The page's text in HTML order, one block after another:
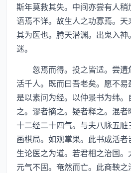
斯年莫救其失。中间亦尝有人
语焉不详。故生人之功寡焉。天
其为医也。腾天潜渊。出鬼入
迷。
忽焉而得。投之皆适。尝遘
活千人。既而曰吾老矣。愿不
是以素问为经。以仲景书为纬
之。谬者摘之。疑者释之。混
十二经二十四气。与夫八脉五
画棋局。如观掌果。此书成活
生论医之为道。若君相之治国
元气不固。奄然而亡。此商鞅